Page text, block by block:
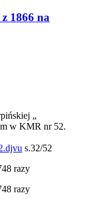
1866 na
„
w KMR nr 52.
s.32/52
razy
razy